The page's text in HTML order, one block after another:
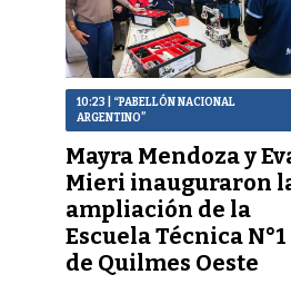
10:23
| “PABELLÓN NACIONAL
ARGENTINO”
Mayra Mendoza y
Mieri inauguraron
ampliación de la
Escuela Técnica N°1
de Quilmes Oeste